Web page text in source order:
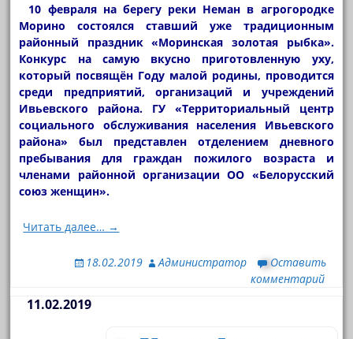
10 февраля на берегу реки Неман в агрогородке
Морино состоялся ставший уже традиционным
районный праздник «Моринская золотая рыбка».
Конкурс на самую вкусно приготовленную уху,
который посвящён Году малой родины, проводится
среди предприятий, организаций и учреждений
Ивьевского района. ГУ «Территориальный центр
социального обслуживания населения Ивьевского
района» был представлен отделением дневного
пребывания для граждан пожилого возраста и
членами районной организации ОО «Белорусский
союз женщин».
Читать далее… →
18.02.2019 Администратор
Оставить
комментарий
11.02.2019